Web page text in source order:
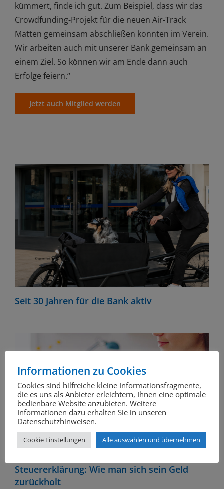
kümmert, finde ich gut. Zum Beispiel, dass wir das
Crowdfunding-Projekt für die neuen Air-Track
Matten gemeinsam abschließen konnten im Verein.
Wir arbeiten auch mit unserer Bank gemeinsam an
einem Ziel. So können wir am Ende dann auch
Erfolge feiern.“
Jetzt auch Mitglied werden
Seit 30 Jahren für die Bank aktiv
Steuererklärung: Wie man sich sein Geld
zurückholt
Informationen zu Cookies
Cookies sind hilfreiche kleine Informationsfragmente,
die es uns als Anbieter erleichtern, Ihnen eine optimale
bedienbare Website anzubieten. Weitere
Informationen dazu erhalten Sie in unseren
Datenschutzhinweisen.
Cookie Einstellungen Alle auswählen und übernehmen